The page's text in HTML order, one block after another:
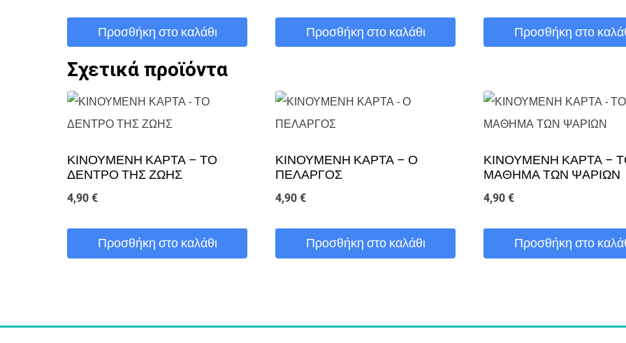
Προσθήκη στο καλάθι Προσθήκη στο καλάθι Προσθήκη στο
Σχετικά προϊόντα
ΚΙΝΟΥΜΕΝΗ ΚΑΡΤΑ – ΤΟ
ΔΕΝΤΡΟ ΤΗΣ ΖΩΗΣ
4,90 €
Προσθήκη στο καλάθι
ΚΙΝΟΥΜΕΝΗ ΚΑΡΤΑ – Ο
ΠΕΛΑΡΓΟΣ
4,90 €
Προσθήκη στο καλάθι
ΚΙΝΟΥΜΕΝΗ ΚΑΡΤΑ –
ΜΑΘΗΜΑ ΤΩΝ ΨΑΡΙΩΝ
4,90 €
Προσθήκη στο